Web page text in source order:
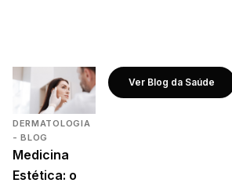
DERMATOLOGIA
- BLOG
Medicina
Estética: o
Ver Blog da Saúde